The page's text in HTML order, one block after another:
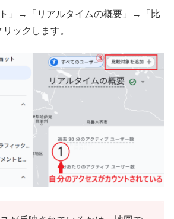
」→「リアルタイムの概要」→「比
ックします。